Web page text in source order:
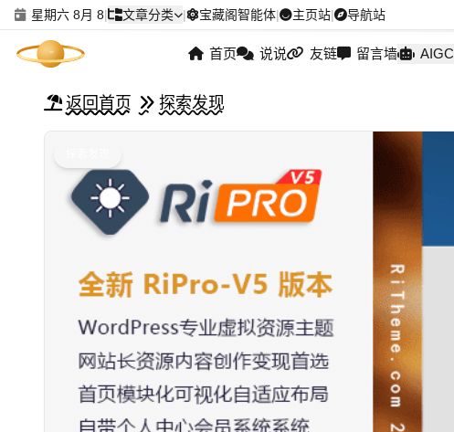
星期六 8月 8| 文章分类 | 宝藏阁智能体| 主页站| 导航站
首页 说说 友链 留言墙 AIGC
返回首页 探索发现